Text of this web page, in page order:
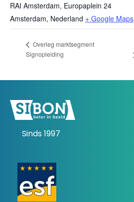
RAI Amsterdam, Europaplein 24
Amsterdam, Nederland + Google Maps
Overleg marktsegment
Signopleiding
Sinds 1997